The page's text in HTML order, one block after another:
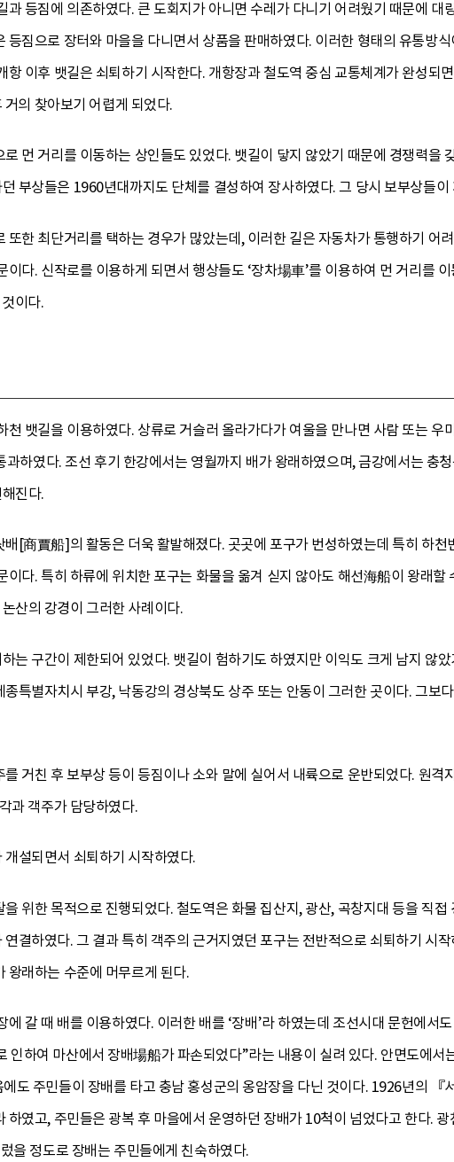
과 등짐에 의존하였다. 큰 도회지가 아니면 수레가 다니기 어려웠기 때문에
등짐으로 장터와 마을을 다니면서 상품을 판매하였다. 이러한 형태의 유통방
항 이후 뱃길은 쇠퇴하기 시작한다. 개항장과 철도역 중심 교통체계가 완성되
거의 찾아보기 어렵게 되었다.
먼 거리를 이동하는 상인들도 있었다. 뱃길이 닿지 않았기 때문에 경쟁력을
부상들은 1960년대까지도 단체를 결성하여 장사하였다. 그 당시 보부상들
또한 최단거리를 택하는 경우가 많았는데, 이러한 길은 자동차가 통행하기 어
다. 신작로를 이용하게 되면서 행상들도 ‘장차場車’를 이용하여 먼 거리를
이다.
천 뱃길을 이용하였다. 상류로 거슬러 올라가다가 여울을 만나면 사람 또는
과하였다. 조선 후기 한강에서는 영월까지 배가 왕래하였으며, 금강에서는 충
진다.
[商賈船]의 활동은 더욱 활발해졌다. 곳곳에 포구가 번성하였는데 특히 하천
이다. 특히 하류에 위치한 포구는 화물을 옮겨 싣지 않아도 해선海船이 왕래할
산의 강경이 그러한 사례이다.
는 구간이 제한되어 있었다. 뱃길이 험하기도 하였지만 이익도 크게 남지 않
특별자치시 부강, 낙동강의 경상북도 상주 또는 안동이 그러한 곳이다. 그보
거친 후 보부상 등이 등짐이나 소와 말에 실어서 내륙으로 운반되었다. 원
과 객주가 담당하였다.
설되면서 쇠퇴하기 시작하였다.
위한 목적으로 진행되었다. 철도역은 화물 집산지, 광산, 곡창지대 등을 직
결하였다. 그 결과 특히 객주의 근거지였던 포구는 전반적으로 쇠퇴하기 시
왕래하는 수준에 머무르게 된다.
갈 때 배를 이용하였다. 이러한 배를 ‘장배’라 하였는데 조선시대 문헌에서
인하여 마산에서 장배場船가 파손되었다”라는 내용이 실려 있다. 안면도에
도 주민들이 장배를 타고 충남 홍성군의 옹암장을 다닌 것이다. 1926년의
였고, 주민들은 광복 후 마을에서 운영하던 장배가 10척이 넘었다고 한다.
을 정도로 장배는 주민들에게 친숙하였다.